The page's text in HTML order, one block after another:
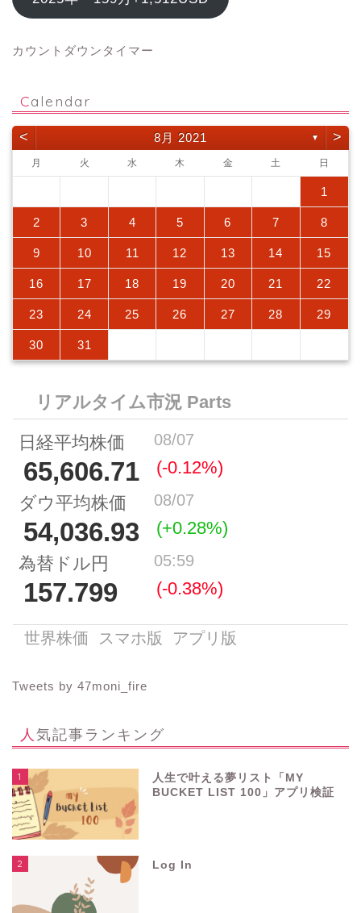
カウントダウンタイマー
Calendar
< 8月 2021 ▼ >
月 火 水 木 金 土 日
1
2 3 4 5 6 7 8
9 10 11 12 13 14 15
16 17 18 19 20 21 22
23 24 25 26 27 28 29
30 31
Tweets by 47moni_fire
人気記事ランキング
1
人生で叶える夢リスト「MY
BUCKET LIST 100」アプリ検証
2 Log In